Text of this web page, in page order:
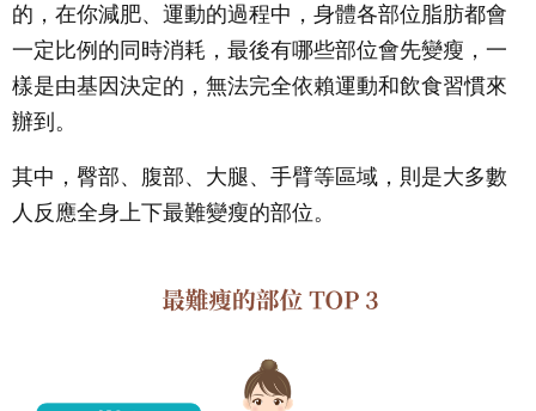
的，在你減肥、運動的過程中，身體各部位脂肪都會
一定比例的同時消耗，最後有哪些部位會先變瘦，一
樣是由基因決定的，無法完全依賴運動和飲食習慣來
辦到。
其中，臀部、腹部、大腿、手臂等區域，則是大多數
人反應全身上下最難變瘦的部位。